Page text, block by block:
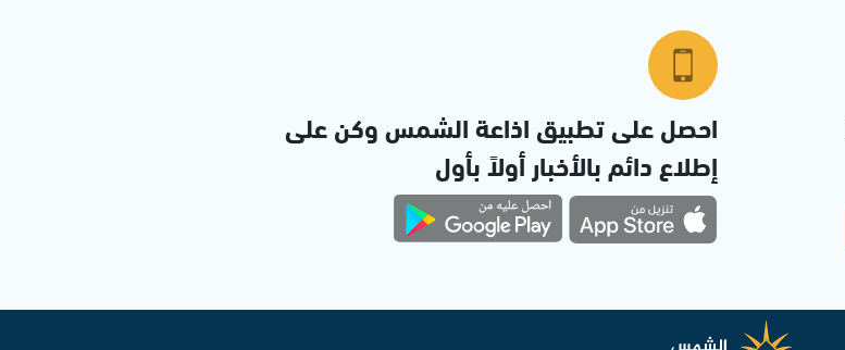
احصل على تطبيق اذاعة الشمس وكن على
إطلاع دائم بالأخبار أولاً بأول